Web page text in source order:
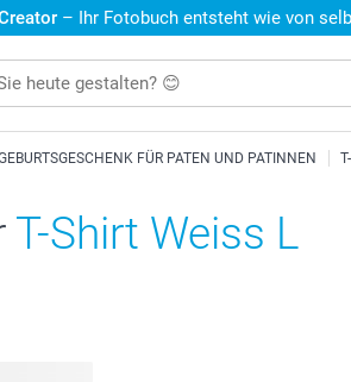
– Ihr Fotobuch entsteht wie von
FÜR PATEN UND PATINNEN
T-Shirt Weiss L